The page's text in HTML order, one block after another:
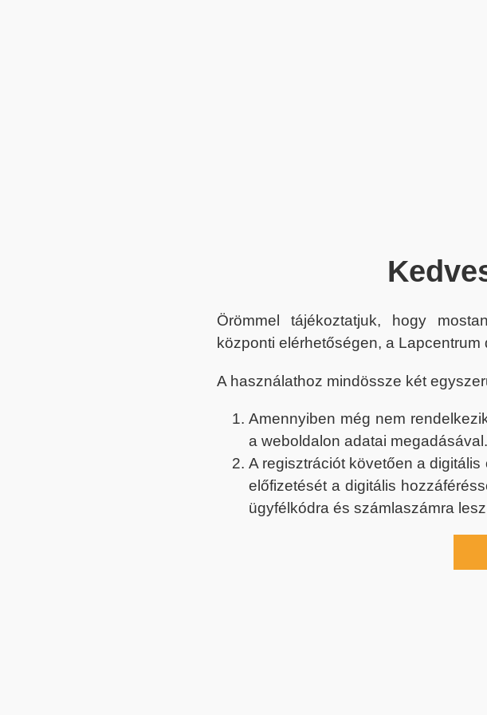
Örömmel tájékoztatjuk, hogy
központi elérhetőségen, a
A használathoz mindössze két
Amennyiben még nem
a weboldalon adatai megadásával.
A regisztrációt követően a
előfizetését a digitális
ügyfélkódra és számlaszámra